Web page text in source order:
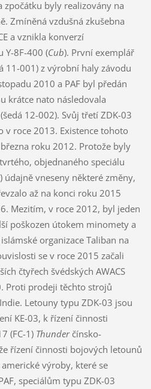
zpočátku byly realizovány na
Zmíněná vzdušná zkušebna
a vznikla konverzí
Y-8F-400 (Cub). První exemplář
11-001) z výrobní haly závodu
2010 a PAF byl předán
krátce nato následovala
12-002). Svůj třetí ZDK-03
v roce 2013. Existence tohoto
roku 2012. Protože byly
objednaného speciálu
údajně vneseny některé změny,
až na konci roku 2015
Mezitím, v roce 2012, byl jeden
poškozen útokem minomety a
organizace Taliban na
se v roce 2015 začali
čtyřech švédských AWACS
Proti prodeji těchto strojů
Letouny typu ZDK-03 jsou
KE-03, k řízení činnosti
(FC-1) Thunderčínsko-
řízení činnosti bojových letounů
americké výroby, které se
speciálům typu ZDK-03